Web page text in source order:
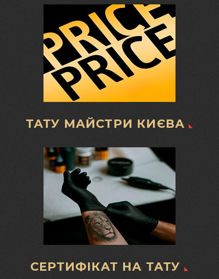
ТАТУ МАЙСТРИ КИЄВА
СЕРТИФІКАТ НА ТАТУ